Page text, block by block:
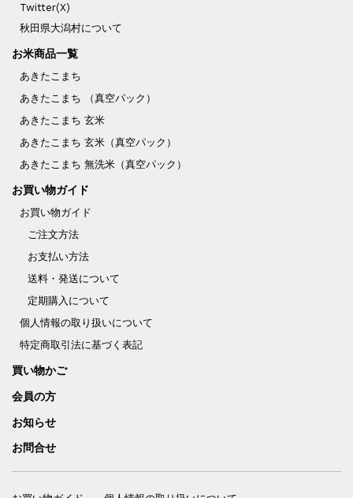
Twitter(X)
秋田県大潟村について
お米商品一覧
あきたこまち
あきたこまち （真空パック）
あきたこまち 玄米
あきたこまち 玄米（真空パック）
あきたこまち 無洗米（真空パック）
お買い物ガイド
お買い物ガイド
ご注文方法
お支払い方法
送料・発送について
定期購入について
個人情報の取り扱いについて
特定商取引法に基づく表記
買い物かご
会員の方
お知らせ
お問合せ